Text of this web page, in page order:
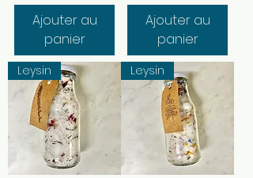
Ajouter au
panier
Ajouter au
panier
Leysin Leysin